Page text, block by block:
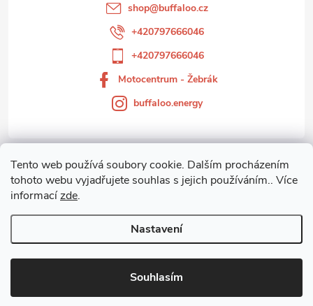
Tento web používá soubory cookie. Dalším procházením
tohoto webu vyjadřujete souhlas s jejich používáním.. Více
informacízde.
Nastavení
Souhlasím
Zákaznický servis
shop@buffaloo.cz
+420797666046
+420797666046
Motocentrum - Žebrák
buffaloo.energy
Copyright 2026Motocentrum - Žebrák. Všechna práva vyhrazena.